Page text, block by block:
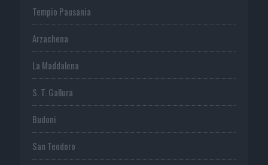
Tempio Pausania
Arzachena
La Maddalena
S. T. Gallura
Budoni
San Teodoro